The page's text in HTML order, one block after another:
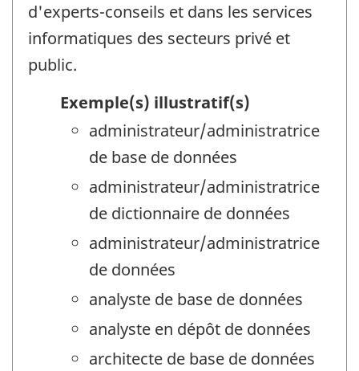
d'experts-conseils et dans les services
informatiques des secteurs privé et
public.
Exemple(s) illustratif(s)
administrateur/administratrice
de base de données
administrateur/administratrice
de dictionnaire de données
administrateur/administratrice
de données
analyste de base de données
analyste en dépôt de données
architecte de base de données